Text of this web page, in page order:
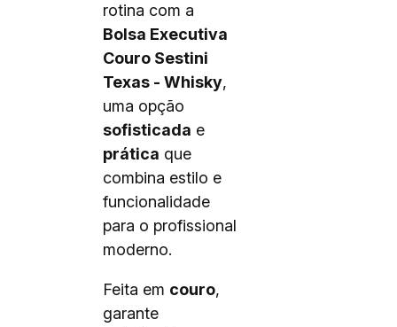
rotina com a
Bolsa Executiva
Couro Sestini
Texas - Whisky,
uma opção
sofisticada e
prática que
combina estilo e
funcionalidade
para o profissional
moderno.
Feita em couro,
garante